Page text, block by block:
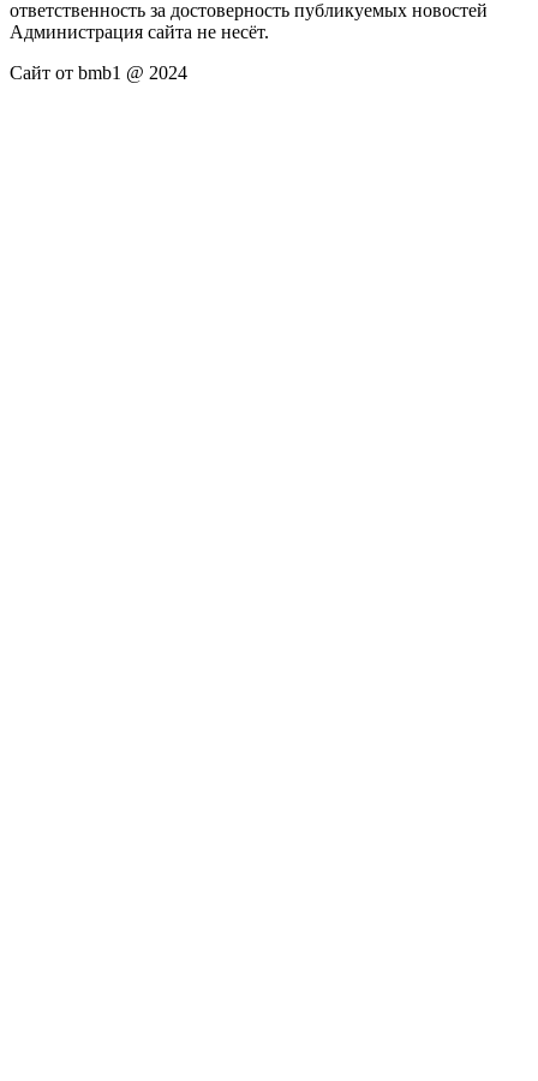
ответственность за достоверность публикуемых новостей
Администрация сайта не несёт.
Сайт от bmb1 @ 2024